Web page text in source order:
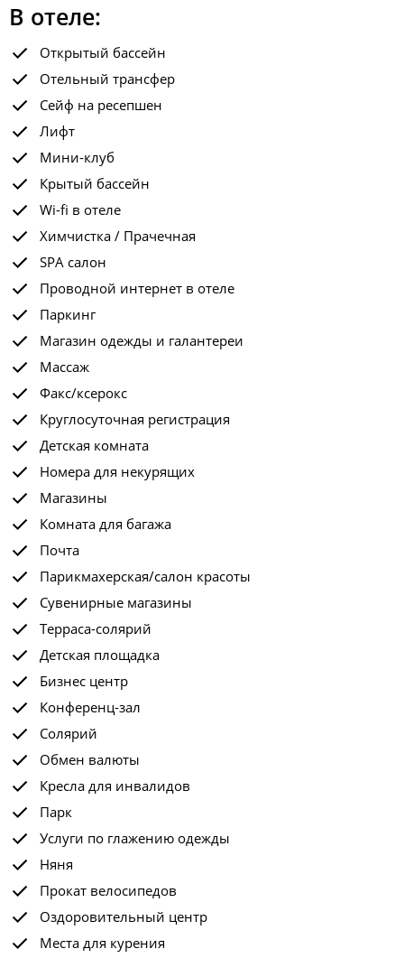
В отеле:
Открытый бассейн
Отельный трансфер
Сейф на ресепшен
Лифт
Мини-клуб
Крытый бассейн
Wi-fi в отеле
Химчистка / Прачечная
SPA салон
Проводной интернет в отеле
Паркинг
Магазин одежды и галантереи
Массаж
Факс/ксерокс
Круглосуточная регистрация
Детская комната
Номера для некурящих
Магазины
Комната для багажа
Почта
Парикмахерская/салон красоты
Сувенирные магазины
Терраса-солярий
Детская площадка
Бизнес центр
Конференц-зал
Солярий
Обмен валюты
Кресла для инвалидов
Парк
Услуги по глажению одежды
Няня
Прокат велосипедов
Оздоровительный центр
Места для курения